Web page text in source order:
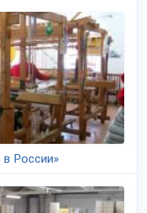
России»